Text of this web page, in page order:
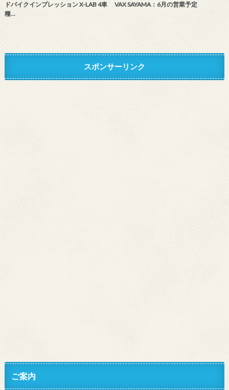
ドバイクインプレッション X-LAB 4車
種…
VAX SAYAMA：6月の営業予定
スポンサーリンク
ご案内